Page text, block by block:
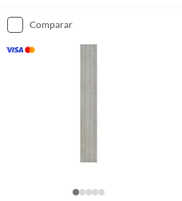
comparar